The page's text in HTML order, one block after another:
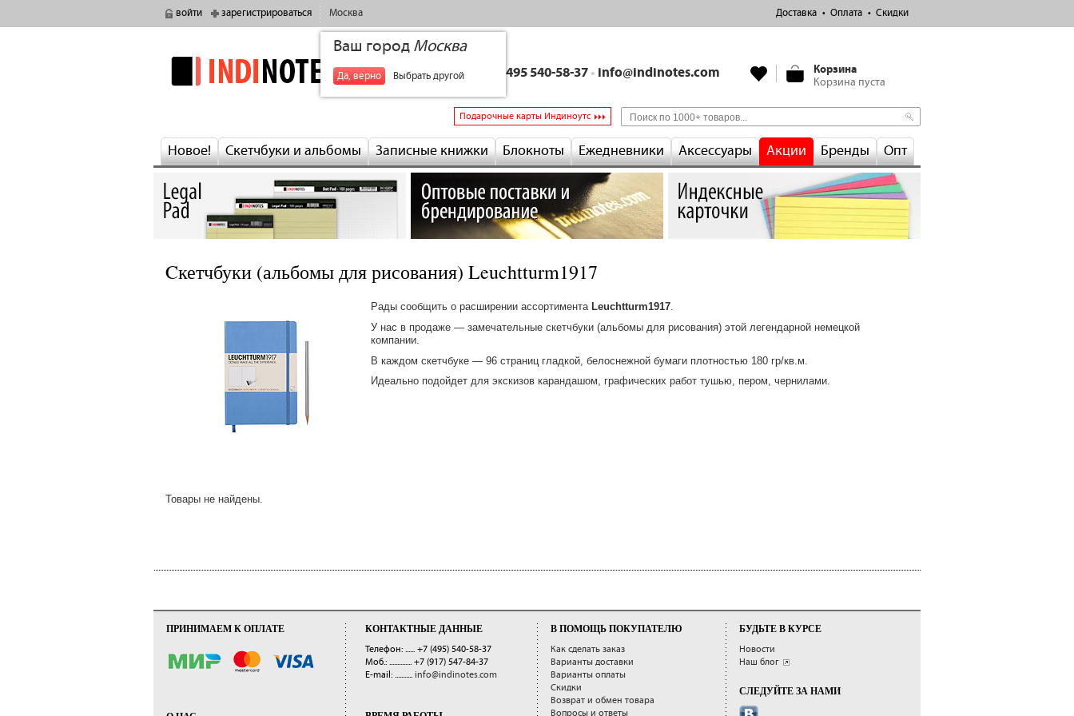
войти зарегистрироваться Москва
Ваш город Москва
Да, верно Выбрать другой
Доставка Оплата Скидки
indinotes
Корзина
Корзина пуста
+7 495 540-58-37 • info@indinotes.com
Подарочные карты Индиноутс
Новое! Скетчбуки и альбомы Записные книжки Блокноты Ежедневники Аксессуары Акции Бренды Опт
Cкетчбуки (альбомы для рисования) Leuchtturm1917
Рады сообщить о расширении ассортимента Leuchtturm1917.
У нас в продаже — замечательные скетчбуки (альбомы для рисования) этой легендарной немецкой
компании.
В каждом скетчбуке — 96 страниц гладкой, белоснежной бумаги плотностью 180 гр/кв.м.
Идеально подойдет для экскизов карандашом, графических работ тушью, пером, чернилами.
Товары не найдены.
ПРИНИМАЕМ К ОПЛАТЕ КОНТАКТНЫЕ ДАННЫЕ
Телефон: ...... +7 (495) 540-58-37
Моб.: .............. +7 (917) 547-84-37
E-mail: ........... info@indinotes.com
В ПОМОЩЬ ПОКУПАТЕЛЮ
Как сделать заказ
Варианты доставки
Варианты оплаты
Скидки
Возврат и обмен товара
Вопросы и ответы
БУДЬТЕ В КУРСЕ
Новости
Наш блог
СЛЕДУЙТЕ ЗА НАМИ